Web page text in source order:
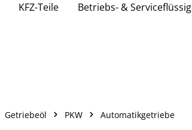
KFZ-Teile Betriebs- &
Getriebeöl PKW Automatikgetriebe